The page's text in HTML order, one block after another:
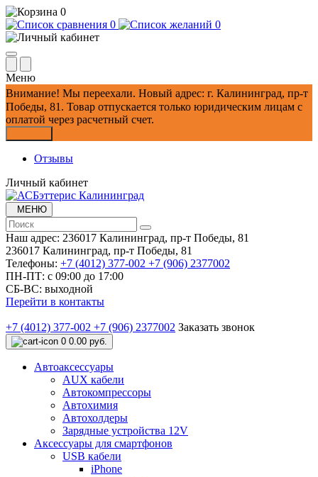
0
0
0
Меню
Внимание! Мы переехали. Новый адрес: г. Калининград, пр-т
Победы, 81. Товар отпускается только юридическим лицам с
оплатой через расчетный счет.
Отзывы
Личный кабинет
МЕНЮ
Наш адрес: 236017 Калининград,​ пр-т Победы, 81
236017 Калининград,​ пр-т Победы, 81
Телефоны: +7 (4012) 377-002 +7 (906) 2377002
ПН-ПТ: с 09:00 до 17:00
СБ-ВС: выходной
Перейти в контакты
+7 (4012) 377-002 +7 (906) 2377002 Заказать звонок
0 0.00 руб.
Автоаксессуары
AUX кабели
Автокомпрессоры
Автохимия
Автохолдеры
Зарядные устройства 12V
Аксессуары для смартфонов
USB кабели
iPhone